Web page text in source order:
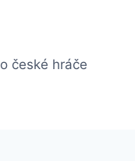
české hráče